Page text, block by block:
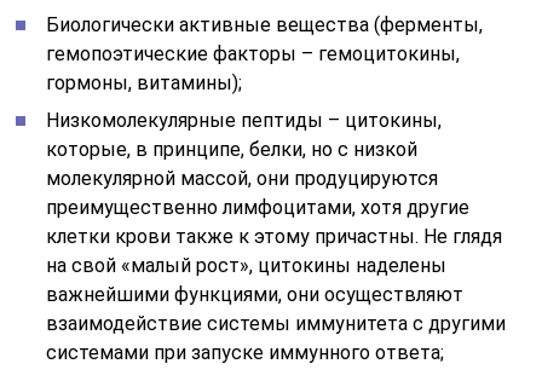
Биологически активные вещества (ферменты,
гемопоэтические факторы – гемоцитокины,
гормоны, витамины);
Низкомолекулярные пептиды – цитокины,
которые, в принципе, белки, но с низкой
молекулярной массой, они продуцируются
преимущественно лимфоцитами, хотя другие
клетки крови также к этому причастны. Не глядя
на свой «малый рост», цитокины наделены
важнейшими функциями, они осуществляют
взаимодействие системы иммунитета с другими
системами при запуске иммунного ответа;